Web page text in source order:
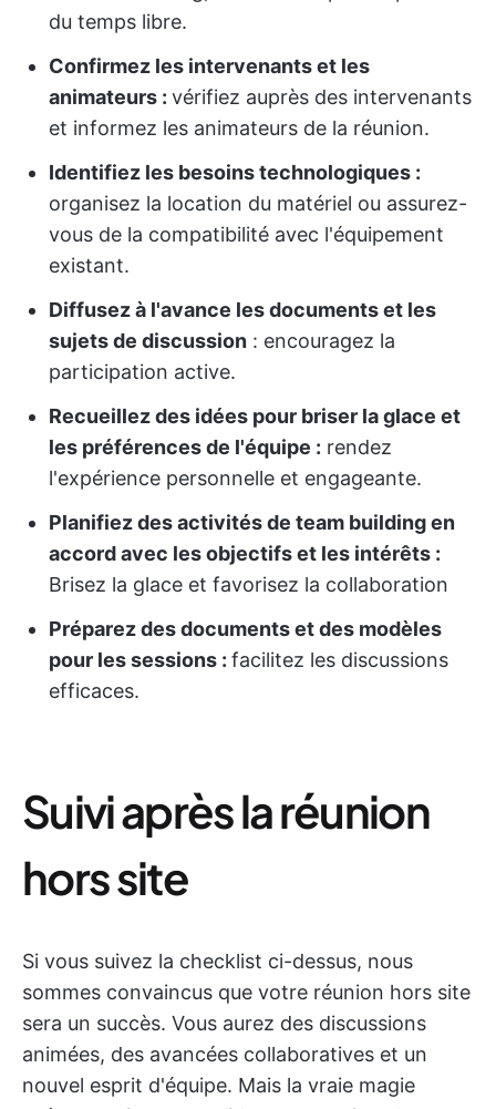
du temps libre.
Confirmez les intervenants et les
animateurs : vérifiez auprès des intervenants
et informez les animateurs de la réunion.
Identifiez les besoins technologiques :
organisez la location du matériel ou assurez-
vous de la compatibilité avec l'équipement
existant.
Diffusez à l'avance les documents et les
sujets de discussion : encouragez la
participation active.
Recueillez des idées pour briser la glace et
les préférences de l'équipe : rendez
l'expérience personnelle et engageante.
Planifiez des activités de team building en
accord avec les objectifs et les intérêts :
Brisez la glace et favorisez la collaboration
Préparez des documents et des modèles
pour les sessions : facilitez les discussions
efficaces.
Suivi après la réunion
hors site
Si vous suivez la checklist ci-dessus, nous
sommes convaincus que votre réunion hors site
sera un succès. Vous aurez des discussions
animées, des avancées collaboratives et un
nouvel esprit d'équipe. Mais la vraie magie